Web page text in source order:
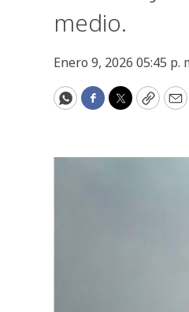
medio.
Enero 9, 2026 05:45 p.
WhatsApp
Facebook
Twitter
Copy